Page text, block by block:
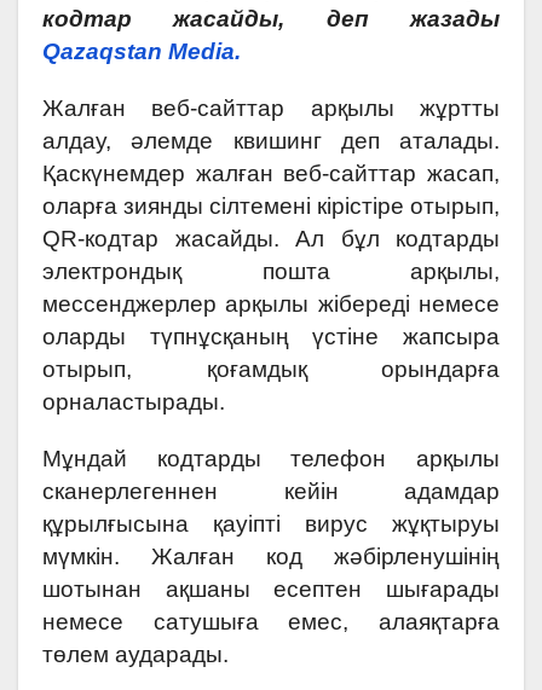
кодтар жасайды, деп жазады
Qazaqstan Media.
Жалған веб-сайттар арқылы жұртты
алдау, әлемде квишинг деп аталады.
Қаскүнемдер жалған веб-сайттар жасап,
оларға зиянды сілтемені кірістіре отырып,
QR-кодтар жасайды. Ал бұл кодтарды
электрондық пошта арқылы,
мессенджерлер арқылы жібереді немесе
оларды түпнұсқаның үстіне жапсыра
отырып, қоғамдық орындарға
орналастырады.
Мұндай кодтарды телефон арқылы
сканерлегеннен кейін адамдар
құрылғысына қауіпті вирус жұқтыруы
мүмкін. Жалған код жәбірленушінің
шотынан ақшаны есептен шығарады
немесе сатушыға емес, алаяқтарға
төлем аударады.